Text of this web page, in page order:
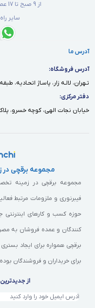
از 9 صبح تا 17 عصر بجز روزهای تعطیل
سایر
آدرس ما
آدرس فروشگاه:
تـهران، لالـه زار، پاسـاژ اتحـاديه،
دفتر مركزى:
خيابان نجات الهى، كوچه خسرو، پلاك٢٧، واحد ٢، طبقه
مجموعه برقچی
مجموعه برقچی در زمینه
فیبرنوری و ملزومات مرتبط
حوزه کسب و کارهای اینترنتی
کنندگان و عمده فروشان به
برقچی همواره برای ایجاد
برای خریداران و فروشندگان
از